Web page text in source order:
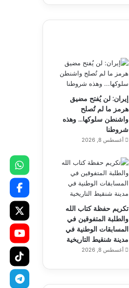
إيران: لن يُفتح مضيق
هرمز ما لم تُصلح
واشنطن سلوكها… وهذه
شروطنا
أغسطس 8, 2026
تكريم حفظة كتاب الله
والطلبة المتفوقين في
المسابقات الوطنية في
مدينة شنقيط التاريخية
أغسطس 8, 2026